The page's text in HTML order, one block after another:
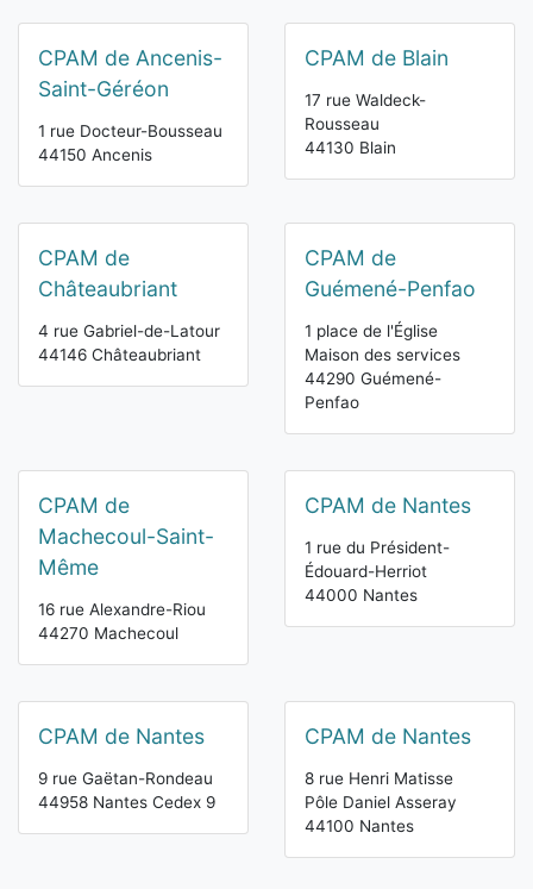
CPAM de Ancenis-
Saint-Géréon
1 rue Docteur-Bousseau
44150 Ancenis
CPAM de Blain
17 rue Waldeck-
Rousseau
44130 Blain
CPAM de
Châteaubriant
4 rue Gabriel-de-Latour
44146 Châteaubriant
CPAM de
Guémené-Penfao
1 place de l'Église
Maison des services
44290 Guémené-
Penfao
CPAM de
Machecoul-Saint-
Même
16 rue Alexandre-Riou
44270 Machecoul
CPAM de Nantes
1 rue du Président-
Édouard-Herriot
44000 Nantes
CPAM de Nantes
9 rue Gaëtan-Rondeau
44958 Nantes Cedex 9
CPAM de Nantes
8 rue Henri Matisse
Pôle Daniel Asseray
44100 Nantes